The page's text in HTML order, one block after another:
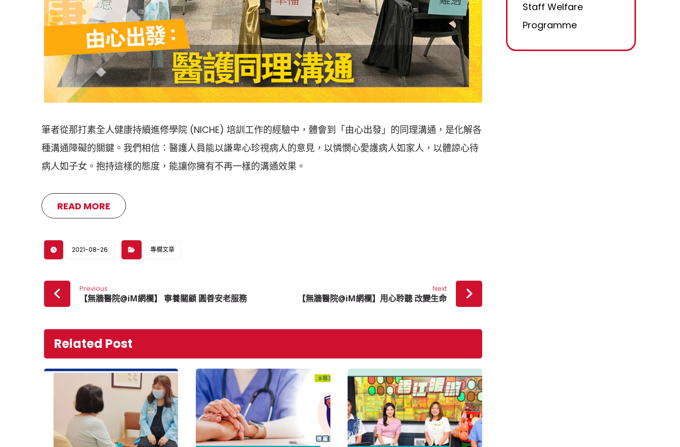
筆者從那打素全人健康持續進修學院 (NICHE) 培訓工作的經驗中，體會到「由心出發」的同理溝通，是化解各
種溝通障礙的關鍵。我們相信：醫護人員能以謙卑心珍視病人的意見，以憐憫心愛護病人如家人，以體諒心待
病人如子女。抱持這樣的態度，能讓你擁有不再一樣的溝通效果。
READ MORE
2021-08-26 專欄文章
Previous
【無牆醫院@iM網欄】 寧養關顧 圓善安老服務
Next
【無牆醫院@iM網欄】用心聆聽 改變生命
Related Post
Staff Welfare
Programme